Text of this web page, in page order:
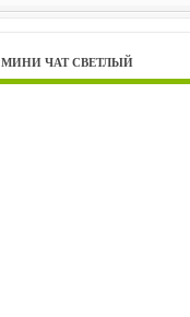
МИНИ ЧАТ СВЕТЛЫЙ